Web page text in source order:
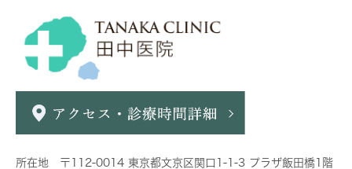
所在地 〒112-0014 東京都文京区関口1-1-3 プラザ飯田橋1階